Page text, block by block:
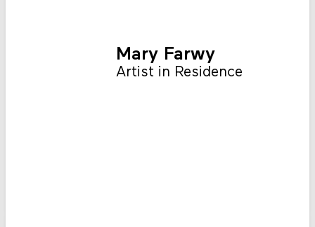
Mary Farwy
Artist in Residence